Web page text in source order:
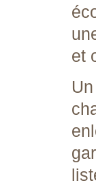
et